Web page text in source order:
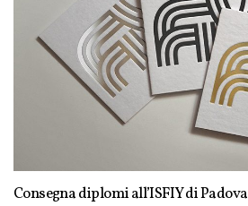
Consegna diplomi all’ISFIY di Padova